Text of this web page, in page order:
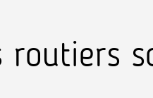
routiers